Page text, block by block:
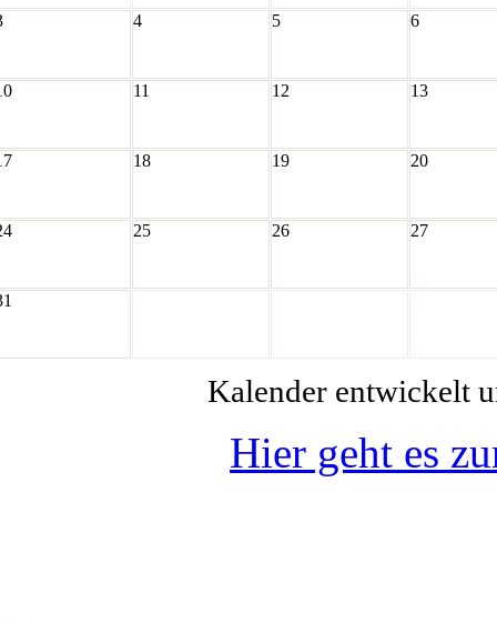
4 5 6
11 12 13
18 19 20
25 26 27
Kalender entwickelt
Hier geht es